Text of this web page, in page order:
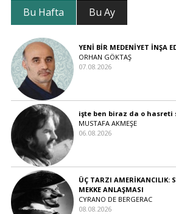
Bu Hafta Bu Ay
YENİ BİR MEDENİYET İNŞA
ORHAN GÖKTAŞ
07.08.2026
işte ben biraz da o hasreti
MUSTAFA AKMEŞE
06.08.2026
ÜÇ TARZI AMERİKANCILIK:
MEKKE ANLAŞMASI
CYRANO DE BERGERAC
08.08.2026